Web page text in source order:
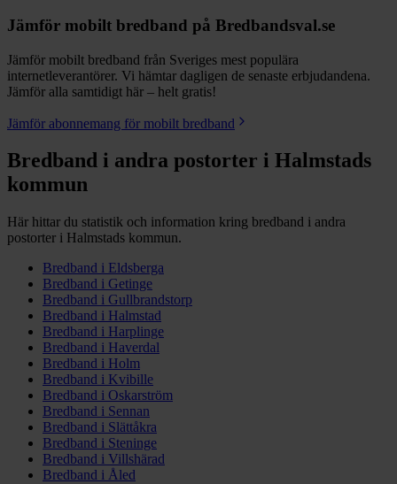
Jämför mobilt bredband på Bredbandsval.se
Jämför mobilt bredband från Sveriges mest populära
internetleverantörer. Vi hämtar dagligen de senaste erbjudandena.
Jämför alla samtidigt här – helt gratis!
Jämför abonnemang för mobilt bredband
Bredband i andra postorter i Halmstads
kommun
Här hittar du statistik och information kring bredband i andra
postorter i Halmstads kommun.
Bredband i Eldsberga
Bredband i Getinge
Bredband i Gullbrandstorp
Bredband i Halmstad
Bredband i Harplinge
Bredband i Haverdal
Bredband i Holm
Bredband i Kvibille
Bredband i Oskarström
Bredband i Sennan
Bredband i Slättåkra
Bredband i Steninge
Bredband i Villshärad
Bredband i Åled